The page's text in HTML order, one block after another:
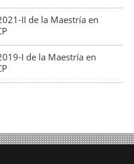
II de la Maestría en
I de la Maestría en